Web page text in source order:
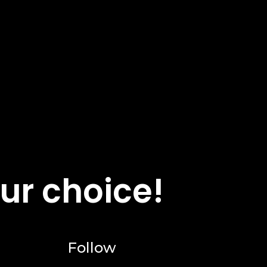
choice!
Follow